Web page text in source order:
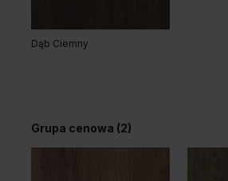
Dąb Ciemny
Grupa cenowa (2)